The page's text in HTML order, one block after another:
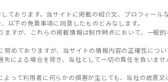
ております。当サイトに掲載の紹介文、プロフィール
以下の免責事項に同意したものとみなします。
すが、これらの掲載情報は制作時点において、一般
めておりますが、当サイトの情報内容の正確性につ
による場合を除き、当社として一切の責任を負いま
って利用者に何らかの損害が生じても、当社の故意